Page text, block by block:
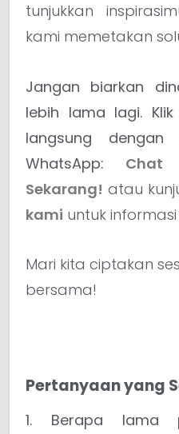
tunjukkan
kami memetakan
Jangan biarkan
lebih lama lagi.
langsung
WhatsApp:
Chat
Sekarang! atau
kami untuk
Mari kita ciptakan
bersama!
Pertanyaan yang
1. Berapa lama